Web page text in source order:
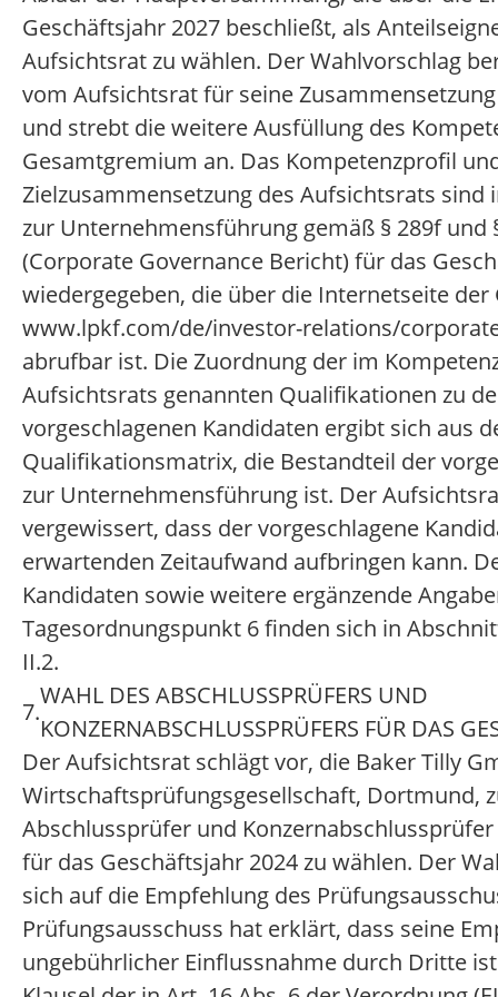
Geschäftsjahr 2027 beschließt, als
Aufsichtsrat zu wählen. Der Wahlvorschlag
vom Aufsichtsrat für seine
und strebt die weitere Ausfüllung des
Gesamtgremium an. Das Kompetenzprofil
Zielzusammensetzung des Aufsichtsrats sind
zur Unternehmensführung gemäß § 289f und
(Corporate Governance Bericht) für das
wiedergegeben, die über die Internetseite
www.lpkf.com/de/investor-relations/
abrufbar ist. Die Zuordnung der im
Aufsichtsrats genannten Qualifikationen zu
vorgeschlagenen Kandidaten ergibt sich aus
Qualifikationsmatrix, die Bestandteil der
zur Unternehmensführung ist. Der
vergewissert, dass der vorgeschlagene
erwartenden Zeitaufwand aufbringen kann.
Kandidaten sowie weitere ergänzende
Tagesordnungspunkt 6 finden sich in
II.2.
7.
WAHL DES ABSCHLUSSPRÜFERS UND
KONZERNABSCHLUSSPRÜFERS FÜR DAS
Der Aufsichtsrat schlägt vor, die Baker Tilly
Wirtschaftsprüfungsgesellschaft, Dortmund,
Abschlussprüfer und
für das Geschäftsjahr 2024 zu wählen. Der
sich auf die Empfehlung des
Prüfungsausschuss hat erklärt, dass seine
ungebührlicher Einflussnahme durch Dritte